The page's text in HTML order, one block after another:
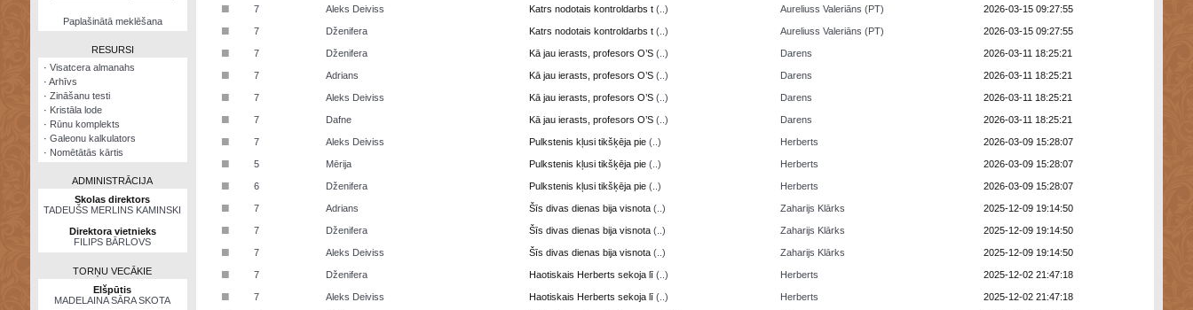
Paplašinātā meklēšana
RESURSI
· Visatcera almanahs
· Arhīvs
· Zināšanu testi
· Kristāla lode
· Rūnu komplekts
· Galeonu kalkulators
· Nomētātās kārtis
ADMINISTRĀCIJA
Skolas direktors
TADEUŠS MERLINS KAMINSKI
Direktora vietnieks
FILIPS BĀRLOVS
TORŅU VECĀKIE
Elšpūtis
MADELAINA SĀRA SKOTA
■ 7 Aleks Deiviss Katrs nodotais kontroldarbs t (..) Aureliuss Valeriāns (PT) 2026-03-15 09:27:55
■ 7 Dženifera Katrs nodotais kontroldarbs t (..) Aureliuss Valeriāns (PT) 2026-03-15 09:27:55
■ 7 Dženifera Kā jau ierasts, profesors O’S (..) Darens 2026-03-11 18:25:21
■ 7 Adrians Kā jau ierasts, profesors O’S (..) Darens 2026-03-11 18:25:21
■ 7 Aleks Deiviss Kā jau ierasts, profesors O’S (..) Darens 2026-03-11 18:25:21
■ 7 Dafne Kā jau ierasts, profesors O’S (..) Darens 2026-03-11 18:25:21
■ 7 Aleks Deiviss Pulkstenis kļusi tikšķēja pie (..) Herberts 2026-03-09 15:28:07
■ 5 Mērija Pulkstenis kļusi tikšķēja pie (..) Herberts 2026-03-09 15:28:07
■ 6 Dženifera Pulkstenis kļusi tikšķēja pie (..) Herberts 2026-03-09 15:28:07
■ 7 Adrians Šīs divas dienas bija visnota (..) Zaharijs Klārks 2025-12-09 19:14:50
■ 7 Dženifera Šīs divas dienas bija visnota (..) Zaharijs Klārks 2025-12-09 19:14:50
■ 7 Aleks Deiviss Šīs divas dienas bija visnota (..) Zaharijs Klārks 2025-12-09 19:14:50
■ 7 Dženifera Haotiskais Herberts sekoja lī (..) Herberts 2025-12-02 21:47:18
■ 7 Aleks Deiviss Haotiskais Herberts sekoja lī (..) Herberts 2025-12-02 21:47:18